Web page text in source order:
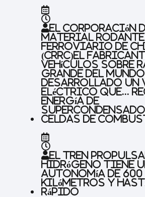
El Corporación
Material Rodante
Ferroviario de
(CRRC)el
vehículos sobre
grande del
desarrollado un
eléctrico que...
energía de
celdas de
El Tren
hidrógeno tiene
Autonomía de 600
kilómetros y
rápido